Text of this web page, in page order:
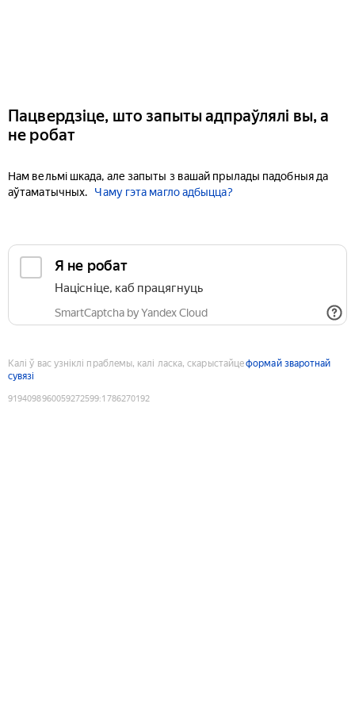
Пацвердзіце, што запыты адпраўлялі вы, а
не робат
Нам вельмі шкада, але запыты з вашай прылады падобныя да
аўтаматычных.
Чаму гэта магло адбыцца?
Я не робат
Націсніце, каб працягнуць
SmartCaptcha by Yandex Cloud
Калі ў вас узніклі праблемы, калі ласка, скарыстайцеформай зваротнай
сувязі
9194098960059272599:1786270192